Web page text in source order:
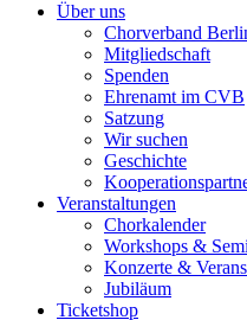
Über uns
Chorverband
Mitgliedschaft
Spenden
Ehrenamt im CVB
Satzung
Wir suchen
Geschichte
Veranstaltungen
Chorkalender
Workshops &
Konzerte &
Jubiläum
Ticketshop